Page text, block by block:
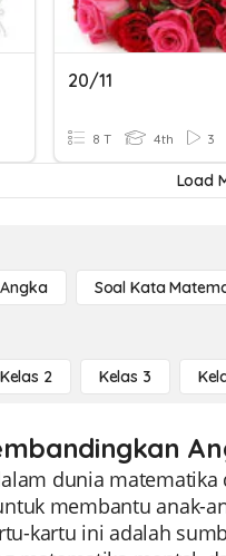
20/11
8 T 4th 3
Load
Soal Kata
Kelas 2 Kelas 3
dunia
membantu anak-
kartu ini adalah